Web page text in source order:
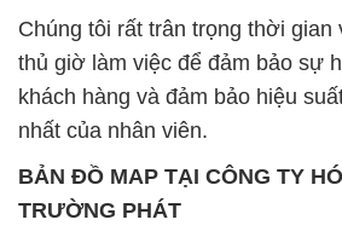
Chúng tôi rất trân trọng thời gian
thủ giờ làm việc để đảm bảo sự
khách hàng và đảm bảo hiệu
nhất của nhân viên.
BẢN ĐỒ MAP TẠI CÔNG TY
TRƯỜNG PHÁT